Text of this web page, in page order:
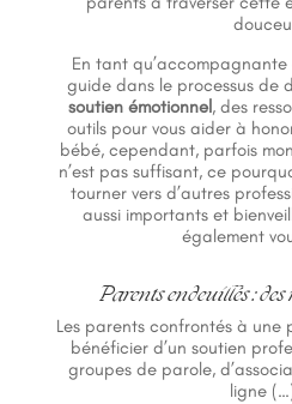
En tant
guide dans le processus de
soutien émotionnel, des
outils pour vous aider à
bébé, cependant, parfois
n’est pas suffisant, ce
tourner vers d’autres
aussi importants et
également
Parents endeuillés :
Les parents confrontés à
bénéficier d’un soutien
groupes de parole,
ligne